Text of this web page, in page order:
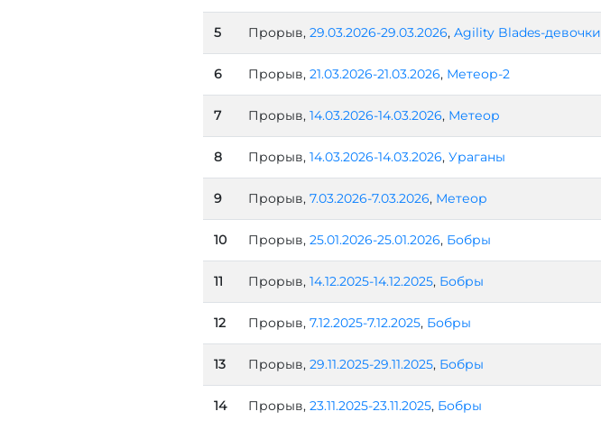
5 Прорыв, 29.03.2026-29.03.2026, Agility Blades-девочки
6 Прорыв, 21.03.2026-21.03.2026, Метеор-2
7 Прорыв, 14.03.2026-14.03.2026, Метеор
8 Прорыв, 14.03.2026-14.03.2026, Ураганы
9 Прорыв, 7.03.2026-7.03.2026, Метеор
10 Прорыв, 25.01.2026-25.01.2026, Бобры
11 Прорыв, 14.12.2025-14.12.2025, Бобры
12 Прорыв, 7.12.2025-7.12.2025, Бобры
13 Прорыв, 29.11.2025-29.11.2025, Бобры
14 Прорыв, 23.11.2025-23.11.2025, Бобры